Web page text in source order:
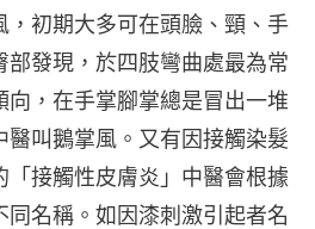
，初期大多可在頭臉、頸、手
部發現，於四肢彎曲處最為常
向，在手掌腳掌總是冒出一堆
叫鵝掌風。又有因接觸染髮
接觸性皮膚炎」中醫會根據
同名稱。如因漆刺激引起者名